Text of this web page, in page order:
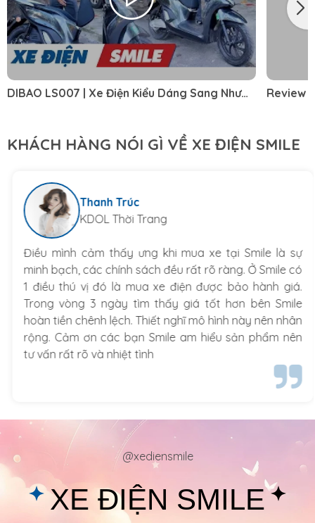
DIBAO LS007 | Xe Điện Kiểu Dáng Sang Như
Review
KHÁCH HÀNG NÓI GÌ VỀ XE ĐIỆN SMILE
Thanh Trúc
KDOL Thời Trang
Điều mình cảm thấy ưng khi mua xe tại Smile là sự
minh bạch, các chính sách đều rất rõ ràng. Ở Smile có
1 điều thú vị đó là mua xe điện được bảo hành giá.
Trong vòng 3 ngày tìm thấy giá tốt hơn bên Smile
hoàn tiền chênh lệch. Thiết nghĩ mô hình này nên nhân
rộng. Cảm ơn các bạn Smile am hiểu sản phẩm nên
tư vấn rất rõ và nhiệt tình
@xediensmile
XE ĐIỆN SMILE